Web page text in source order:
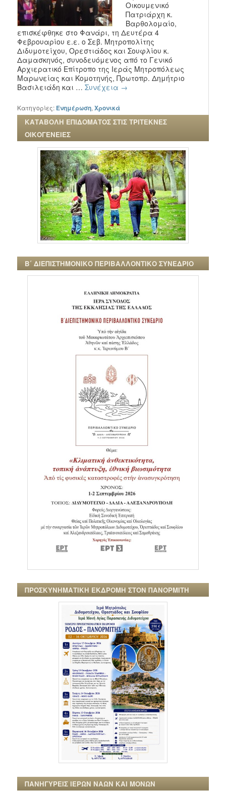
Οικουμενικό
Πατριάρχη κ.
Βαρθολομαίο,
επισκέφθηκε στο Φανάρι, τη Δευτέρα 4
Φεβρουαρίου ε.ε. ο Σεβ. Μητροπολίτης
Διδυμοτείχου, Ορεστιάδος και Σουφλίου κ.
Δαμασκηνός, συνοδευόμενος από το Γενικό
Αρχιερατικό Επίτροπο της Ιεράς Μητροπόλεως
Μαρωνείας και Κομοτηνής, Πρωτοπρ. Δημήτριο
Βασιλειάδη και …Συνέχεια →
Κατηγορίες: Ενημέρωση,Χρονικά
ΚΑΤΑΒΟΛΗ ΕΠΙΔΟΜΑΤΟΣ ΣΤΙΣ ΤΡΙΤΕΚΝΕΣ
ΟΙΚΟΓΕΝΕΙΕΣ
Β΄ ΔΙΕΠΙΣΤΗΜΟΝΙΚΟ ΠΕΡΙΒΑΛΛΟΝΤΙΚΟ ΣΥΝΕΔΡΙΟ
ΠΡΟΣΚΥΝΗΜΑΤΙΚΗ ΕΚΔΡΟΜΗ ΣΤΟΝ ΠΑΝΟΡΜΙΤΗ
ΠΑΝΗΓΥΡΕΙΣ ΙΕΡΩΝ ΝΑΩΝ ΚΑΙ ΜΟΝΩΝ